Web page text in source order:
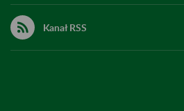
Kanał RSS